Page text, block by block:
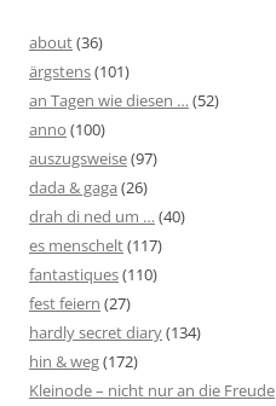
about(36)
ärgstens(101)
an Tagen wie diesen … (52)
anno (100)
auszugsweise(97)
dada & gaga (26)
drah di ned um … (40)
es menschelt(117)
fantastiques(110)
fest feiern (27)
hardly secret diary(134)
hin & weg(172)
Kleinode – nicht nur an die Freude